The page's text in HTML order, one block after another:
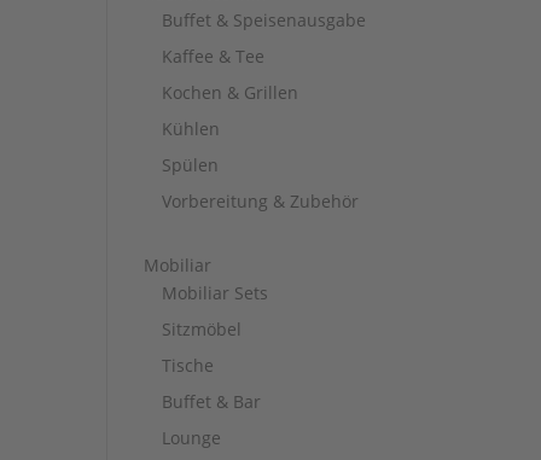
Buffet & Speisenausgabe
Kaffee & Tee
Kochen & Grillen
Kühlen
Spülen
Vorbereitung & Zubehör
Mobiliar
Mobiliar Sets
Sitzmöbel
Tische
Buffet & Bar
Lounge